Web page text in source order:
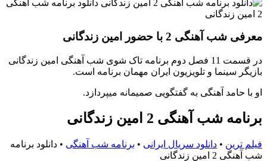
معرفی شب آهنگی 2 با حضور امین زندگانی
در قسمت 11 فصل دوم برنامه تاک شوی شب آهنگی امین زندگانی
بازیگر سینما و تلویزیون ایران مهمان برنامه است.
او با حامد آهنگی به گفتگویی صمیمانه میپردازد.
برنامه شب آهنگی 2 امین زندگانی
فیلم ترین • دانلود سریال ایرانی • برنامه شب آهنگی • دانلود برنامه
شب آهنگی 2 امین زندگانی